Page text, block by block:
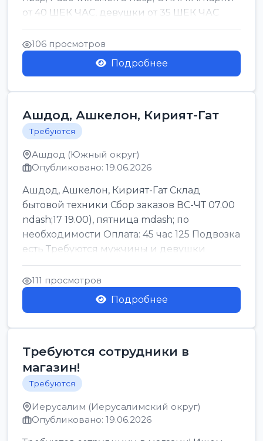
от 40 ШЕК ЧАС, девушки от 35 ШЕК ЧАС
БОНУСЫ 1500 ШЕК ...
106 просмотров
Подробнее
Ашдод, Ашкелон, Кирият-Гат
Требуются
Ашдод (Южный округ)
Опубликовано: 19.06.2026
Ашдод, Ашкелон, Кирият-Гат Склад
бытовой техники Сбор заказов ВС-ЧТ 07.00
ndash;17 19.00), пятница mdash; по
необходимости Оплата: 45 час 125 Подвозка
есть Требуются мужчины и девушки
Только официальн...
111 просмотров
Подробнее
Требуются сотрудники в
магазин!
Требуются
Иерусалим (Иерусалимский округ)
Опубликовано: 19.06.2026